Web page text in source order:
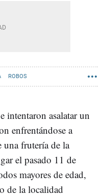
ROBOS
intentaron asalatar un
enfrentándose a
una frutería de la
el pasado 11 de
mayores de edad,
de la localidad